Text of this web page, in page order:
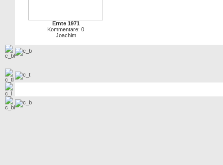
Ernte 1971
Kommentare: 0
Joachim